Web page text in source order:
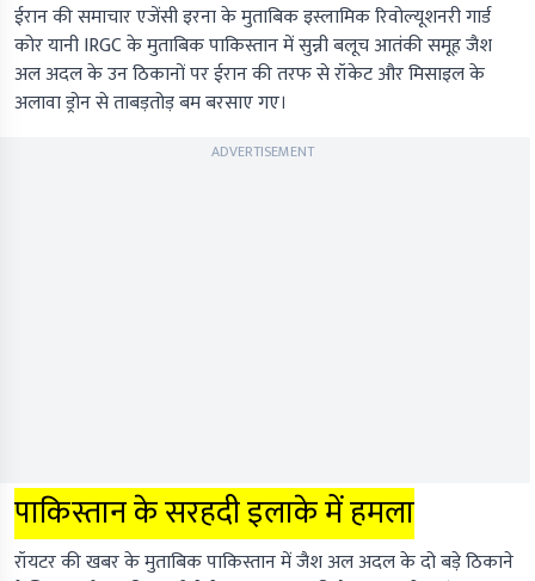
ईरान की समाचार एजेंसी इरना के मुताबिक इस्लामिक रिवोल्यूशनरी गार्ड
कोर यानी IRGC के मुताबिक पाकिस्तान में सुन्नी बलूच आतंकी समूह जैश
अल अदल के उन ठिकानों पर ईरान की तरफ से रॉकेट और मिसाइल के
अलावा ड्रोन से ताबड़तोड़ बम बरसाए गए।
ADVERTISEMENT
पाकिस्तान के सरहदी इलाके में हमला
रॉयटर की खबर के मुताबिक पाकिस्तान में जैश अल अदल के दो बड़े ठिकाने